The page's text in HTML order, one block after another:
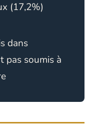
(17,2%)
dans
pas soumis à